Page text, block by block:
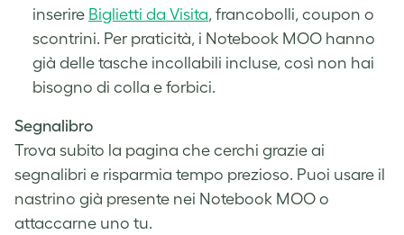
inserire Biglietti da Visita, francobolli, coupon o
scontrini. Per praticità, i Notebook MOO hanno
già delle tasche incollabili incluse, così non hai
bisogno di colla e forbici.
Segnalibro
Trova subito la pagina che cerchi grazie ai
segnalibri e risparmia tempo prezioso. Puoi usare il
nastrino già presente nei Notebook MOO o
attaccarne uno tu.